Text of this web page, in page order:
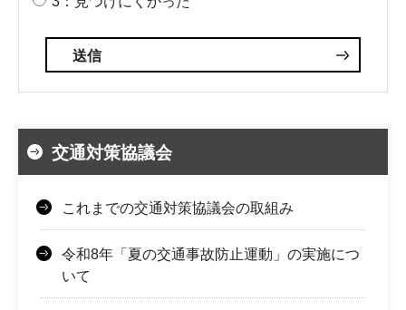
交通対策協議会
これまでの交通対策協議会の取組み
令和8年「夏の交通事故防止運動」の実施につ
いて